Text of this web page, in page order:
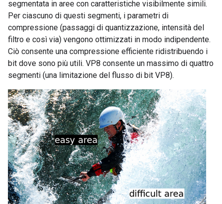
segmentata in aree con caratteristiche visibilmente simili.
Per ciascuno di questi segmenti, i parametri di
compressione (passaggi di quantizzazione, intensità del
filtro e così via) vengono ottimizzati in modo indipendente.
Ciò consente una compressione efficiente ridistribuendo i
bit dove sono più utili. VP8 consente un massimo di quattro
segmenti (una limitazione del flusso di bit VP8).